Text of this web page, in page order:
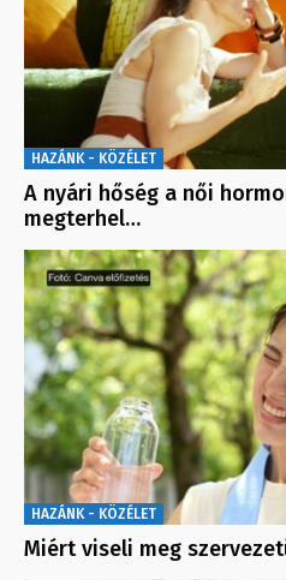
HAZÁNK - KÖZÉLET
A nyári hőség a női
megterhel…
HAZÁNK - KÖZÉLET
Miért viseli meg